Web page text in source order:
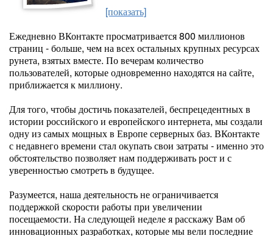
[показать]
Ежедневно ВКонтакте просматривается 800 миллионов
страниц - больше, чем на всех остальных крупных ресурсах
рунета, взятых вместе. По вечерам количество
пользователей, которые одновременно находятся на сайте,
приближается к миллиону.
Для того, чтобы достичь показателей, беспрецедентных в
истории российского и европейского интернета, мы создали
одну из самых мощных в Европе серверных баз. ВКонтакте
с недавнего времени стал окупать свои затраты - именно это
обстоятельство позволяет нам поддерживать рост и с
уверенностью смотреть в будущее.
Разумеется, наша деятельность не ограничивается
поддержкой скорости работы при увеличении
посещаемости. На следующей неделе я расскажу Вам об
инновационных разработках, которые мы вели последние